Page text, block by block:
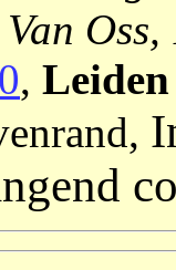
Oss,
, Leiden